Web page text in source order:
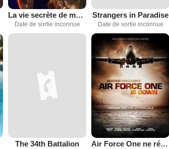
La vie secrète de mon mari
Date de sortie inconnue
Strangers in Paradise
Date de sortie inconnue
The 34th Battalion Air Force One ne répond plus